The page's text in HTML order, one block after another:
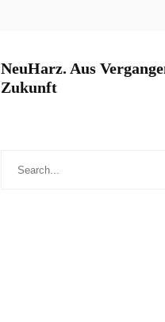
NeuHarz. Aus
Zukunft